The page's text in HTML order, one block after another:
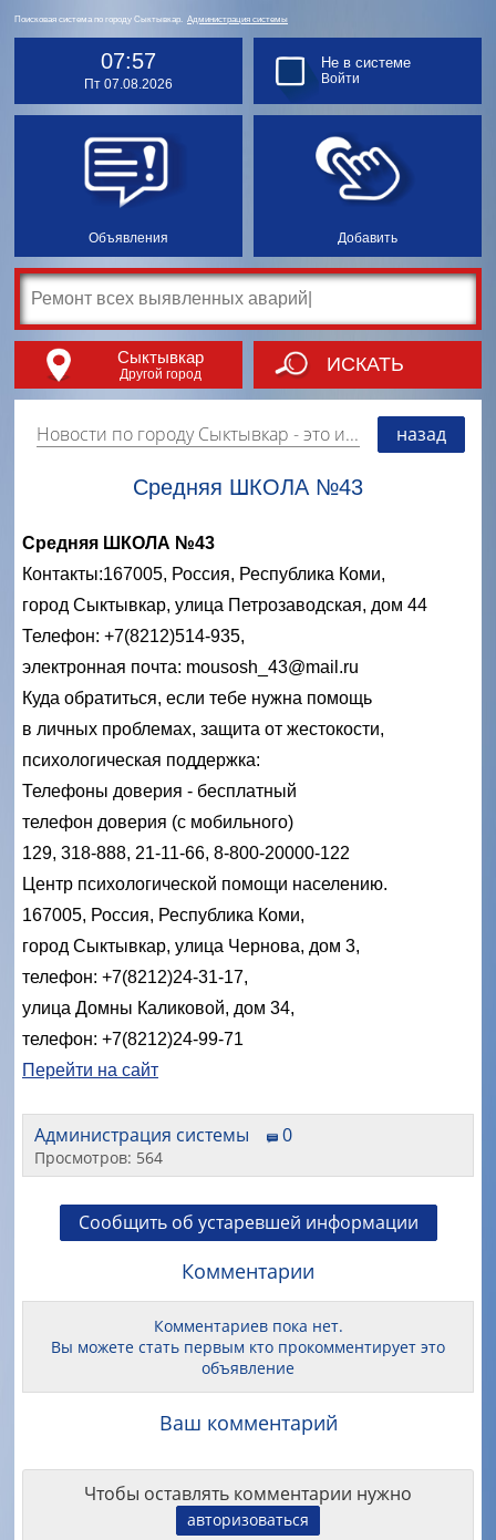
Поисковая система по городу Сыктывкар. Администрация системы
07:57
Пт 07.08.2026
Объявления Добавить
Не в системе
Войти
Сыктывкар
Другой город ИСКАТЬ
Новости по городу Сыктывкар - это информация о событиях, мероприятиях и торгово-коммерческой деятельности города. Страницу наполняют платные и бесплатные объявления, имеющие функцию "поднятия вверх списка". назад
Средняя ШКОЛА №43
Средняя ШКОЛА №43
Контакты:167005, Россия, Республика Коми,
город Сыктывкар, улица Петрозаводская, дом 44
Телефон: +7(8212)514-935,
электронная почта: mousosh_43@mail.ru
Куда обратиться, если тебе нужна помощь
в личных проблемах, защита от жестокости,
психологическая поддержка:
Телефоны доверия - бесплатный
телефон доверия (с мобильного)
129, 318-888, 21-11-66, 8-800-20000-122
Центр психологической помощи населению.
167005, Россия, Республика Коми,
город Сыктывкар, улица Чернова, дом 3,
телефон: +7(8212)24-31-17,
улица Домны Каликовой, дом 34,
телефон: +7(8212)24-99-71
Перейти на сайт
Администрация системы 0
Просмотров: 564
Сообщить об устаревшей информации
Комментарии
Комментариев пока нет.
Вы можете стать первым кто прокомментирует это
объявление
Ваш комментарий
Чтобы оставлять комментарии нужно
авторизоваться